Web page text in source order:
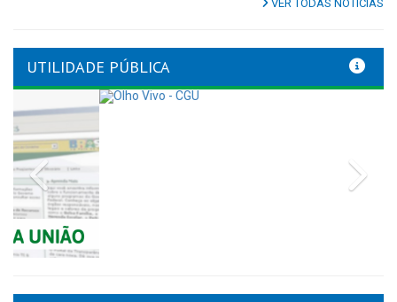
VER TODAS NOTÍCIAS
UTILIDADE PÚBLICA
Previous
LINKS ÚTEIS
Tribunal de Contas de Pernambuco
Tome Conta